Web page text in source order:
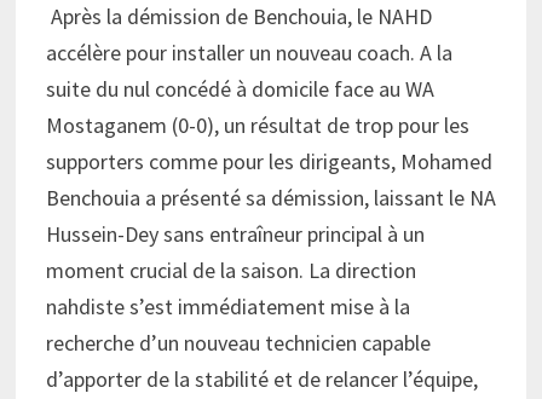
Après la démission de Benchouia, le NAHD
accélère pour installer un nouveau coach. A la
suite du nul concédé à domicile face au WA
Mostaganem (0-0), un résultat de trop pour les
supporters comme pour les dirigeants, Mohamed
Benchouia a présenté sa démission, laissant le NA
Hussein-Dey sans entraîneur principal à un
moment crucial de la saison. La direction
nahdiste s’est immédiatement mise à la
recherche d’un nouveau technicien capable
d’apporter de la stabilité et de relancer l’équipe,